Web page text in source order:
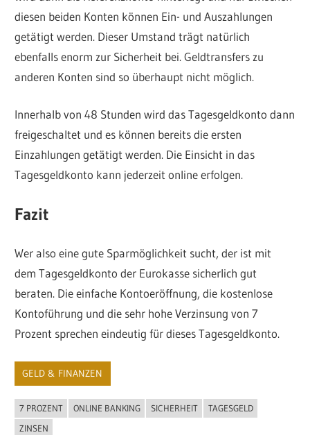
diesen beiden Konten können Ein- und Auszahlungen
getätigt werden. Dieser Umstand trägt natürlich
ebenfalls enorm zur Sicherheit bei. Geldtransfers zu
anderen Konten sind so überhaupt nicht möglich.
Innerhalb von 48 Stunden wird das Tagesgeldkonto dann
freigeschaltet und es können bereits die ersten
Einzahlungen getätigt werden. Die Einsicht in das
Tagesgeldkonto kann jederzeit online erfolgen.
Fazit
Wer also eine gute Sparmöglichkeit sucht, der ist mit
dem Tagesgeldkonto der Eurokasse sicherlich gut
beraten. Die einfache Kontoeröffnung, die kostenlose
Kontoführung und die sehr hohe Verzinsung von 7
Prozent sprechen eindeutig für dieses Tagesgeldkonto.
GELD & FINANZEN
7 PROZENT ONLINE BANKING SICHERHEIT
TAGESGELD
ZINSEN